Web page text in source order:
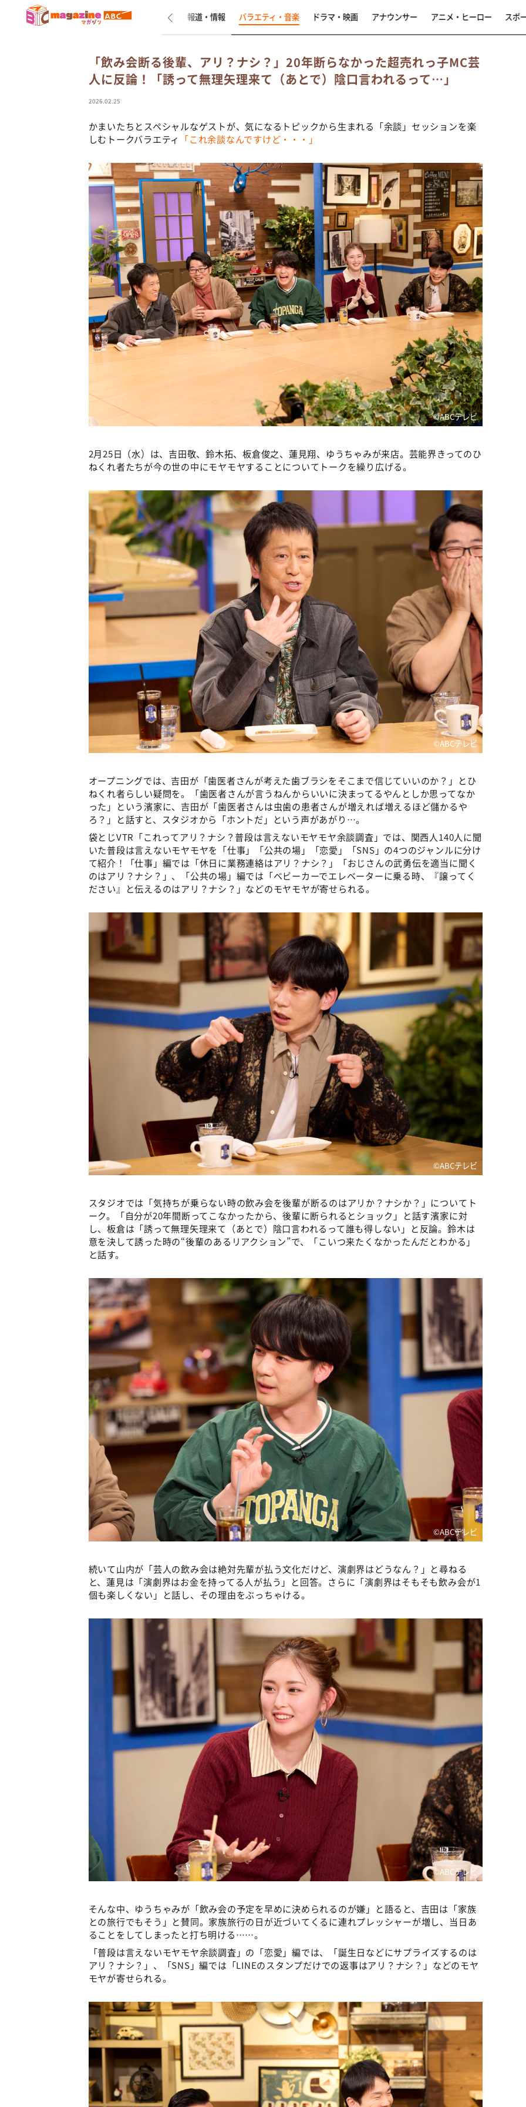
新着 インタビュー 報道・情報 バラエティ・音楽 ドラマ・映画 アナウンサー アニメ・ヒーロー スポ
「飲み会断る後輩、アリ？ナシ？」20年断らなかった超売れっ子MC芸
人に反論！「誘って無理矢理来て（あとで）陰口言われるって…」
2026.02.25
かまいたちとスペシャルなゲストが、気になるトピックから生まれる「余談」セッションを楽
しむトークバラエティ 「これ余談なんですけど・・・」
©ABCテレビ
2月25日（水）は、吉田敬、鈴木拓、板倉俊之、蓮見翔、ゆうちゃみが来店。芸能界きってのひ
ねくれ者たちが今の世の中にモヤモヤすることについてトークを繰り広げる。
©ABCテレビ
オープニングでは、吉田が「歯医者さんが考えた歯ブラシをそこまで信じていいのか？」とひ
ねくれ者らしい疑問を。「歯医者さんが言うねんからいいに決まってるやんとしか思ってなか
った」という濱家に、吉田が「歯医者さんは虫歯の患者さんが増えれば増えるほど儲かるや
ろ？」と話すと、スタジオから「ホントだ」という声があがり…。
袋とじVTR「これってアリ？ナシ？普段は言えないモヤモヤ余談調査」では、関西人140人に聞
いた普段は言えないモヤモヤを「仕事」「公共の場」「恋愛」「SNS」の4つのジャンルに分け
て紹介！「仕事」編では「休日に業務連絡はアリ？ナシ？」「おじさんの武勇伝を適当に聞く
のはアリ？ナシ？」、「公共の場」編では「ベビーカーでエレベーターに乗る時、『譲ってく
ださい』と伝えるのはアリ？ナシ？」などのモヤモヤが寄せられる。
©ABCテレビ
スタジオでは「気持ちが乗らない時の飲み会を後輩が断るのはアリか？ナシか？」についてト
ーク。「自分が20年間断ってこなかったから、後輩に断られるとショック」と話す濱家に対
し、板倉は「誘って無理矢理来て（あとで）陰口言われるって誰も得しない」と反論。鈴木は
意を決して誘った時の“後輩のあるリアクション”で、「こいつ来たくなかったんだとわかる」
と話す。
©ABCテレビ
続いて山内が「芸人の飲み会は絶対先輩が払う文化だけど、演劇界はどうなん？」と尋ねる
と、蓮見は「演劇界はお金を持ってる人が払う」と回答。さらに「演劇界はそもそも飲み会が1
個も楽しくない」と話し、その理由をぶっちゃける。
©ABCテレビ
そんな中、ゆうちゃみが「飲み会の予定を早めに決められるのが嫌」と語ると、吉田は「家族
との旅行でもそう」と賛同。家族旅行の日が近づいてくるに連れプレッシャーが増し、当日あ
ることをしてしまったと打ち明ける……。
「普段は言えないモヤモヤ余談調査」の「恋愛」編では、「誕生日などにサプライズするのは
アリ？ナシ？」、「SNS」編では「LINEのスタンプだけでの返事はアリ？ナシ？」などのモヤ
モヤが寄せられる。